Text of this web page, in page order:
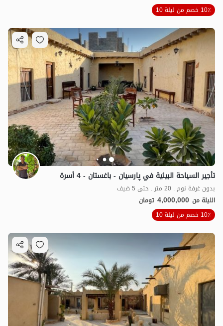
10٪ خصم من ليلة 10
تأجير السياحة البيئية في پارسیان - باغستان - 4 أسرة
بدون غرفة نوم . 20 متر . حتى 5 ضيف
الليلة من 4,000,000 تومان
10٪ خصم من ليلة 10